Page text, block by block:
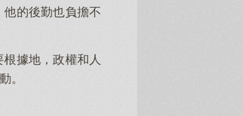
的後勤也負擔不
據地，政權和人
。